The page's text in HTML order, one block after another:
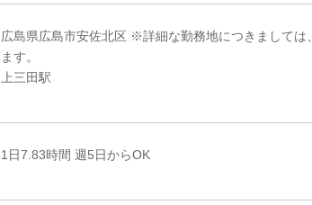
広島県広島市安佐北区 ※詳細な勤務地につきましては
ます。
上三田駅
1日7.83時間 週5日からOK